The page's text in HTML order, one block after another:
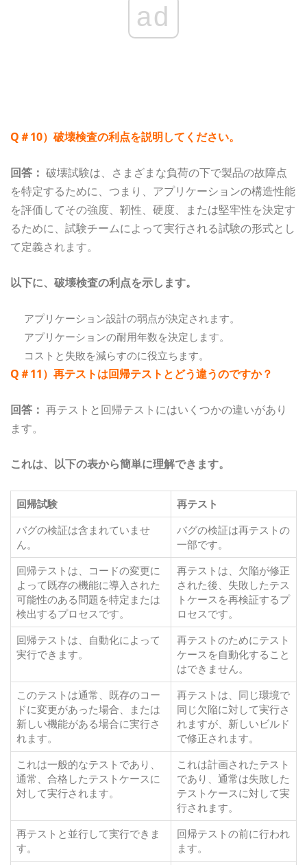
ad
Q＃10）破壊検査の利点を説明してください。
回答： 破壊試験は、さまざまな負荷の下で製品の故障点
を特定するために、つまり、アプリケーションの構造性能
を評価してその強度、靭性、硬度、または堅牢性を決定す
るために、試験チームによって実行される試験の形式とし
て定義されます。
以下に、破壊検査の利点を示します。
アプリケーション設計の弱点が決定されます。
アプリケーションの耐用年数を決定します。
コストと失敗を減らすのに役立ちます。
Q＃11）再テストは回帰テストとどう違うのですか？
回答： 再テストと回帰テストにはいくつかの違いがあり
ます。
これは、以下の表から簡単に理解できます。
回帰試験
再テスト
バグの検証は含まれていませ
ん。
バグの検証は再テストの
一部です。
回帰テストは、コードの変更に
よって既存の機能に導入された
可能性のある問題を特定または
検出するプロセスです。
再テストは、欠陥が修正
された後、失敗したテス
トケースを再検証するプ
ロセスです。
回帰テストは、自動化によって
実行できます。
再テストのためにテスト
ケースを自動化すること
はできません。
このテストは通常​​、既存のコー
ドに変更があった場合、または
新しい機能がある場合に実行さ
れます。
再テストは、同じ環境で
同じ欠陥に対して実行さ
れますが、新しいビルド
で修正されます。
これは一般的なテストであり、
通常、合格したテストケースに
対して実行されます。
これは計画されたテスト
であり、通常は失敗した
テストケースに対して実
行されます。
再テストと並行して実行できま
す。
回帰テストの前に行われ
ます。